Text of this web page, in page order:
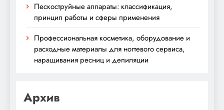
Пескоструйные аппараты: классификация,
принцип работы и сферы применения
Профессиональная косметика, оборудование и
расходные материалы для ногтевого сервиса,
наращивания ресниц и депиляции
Архив